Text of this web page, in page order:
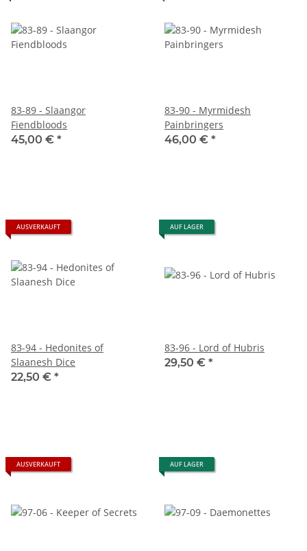
83-89 - Slaangor
Fiendbloods
45,00 € *
83-90 - Myrmidesh
Painbringers
46,00 € *
AUSVERKAUFT
83-94 - Hedonites of
Slaanesh Dice
22,50 € *
AUF LAGER
83-96 - Lord of Hubris
29,50 € *
AUSVERKAUFT AUF LAGER